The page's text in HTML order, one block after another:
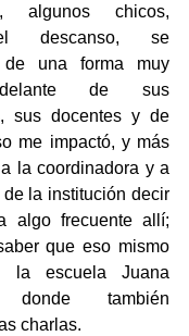
algunos chicos,
descanso, se
de una forma muy
de sus
sus docentes y de
me impactó, y más
la coordinadora y a
de la institución decir
algo frecuente allí;
que eso mismo
la escuela Juana
donde también
charlas.